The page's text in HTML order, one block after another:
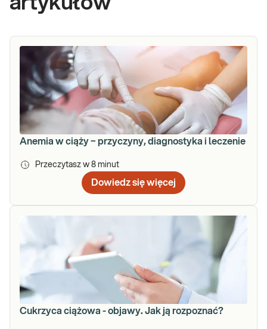
Anemia w ciąży − przyczyny, diagnostyka i leczenie
Przeczytasz w 8 minut
Dowiedz się więcej
Cukrzyca ciążowa - objawy. Jak ją rozpoznać?